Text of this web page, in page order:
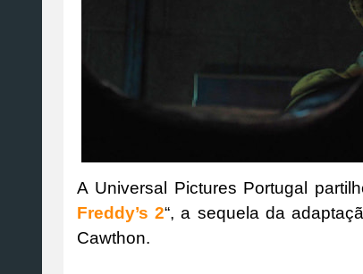
A Universal Pictures Portugal
Freddy’s 2“, a sequela da
Cawthon.